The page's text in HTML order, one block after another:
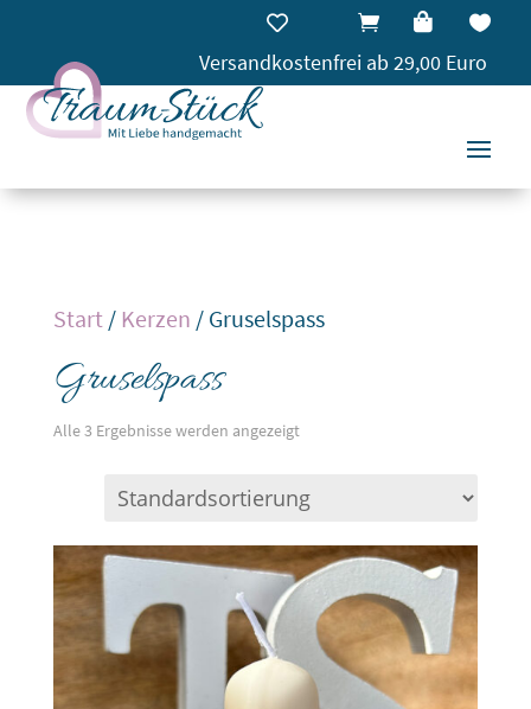




Versandkostenfrei ab 29,00 Euro
Start/ Kerzen / Gruselspass
Gruselspass
Alle 3 Ergebnisse werden angezeigt